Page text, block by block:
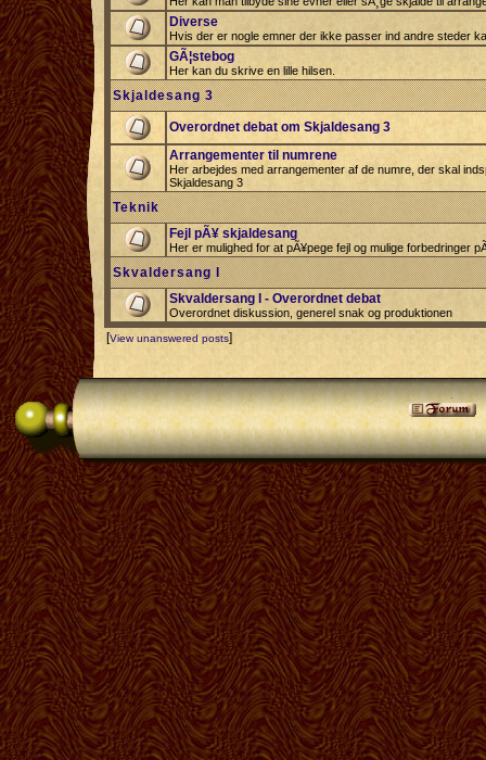
Diverse
Hvis der er nogle emner der ikke passer ind andre steder
GÃ¦stebog
Her kan du skrive en lille hilsen.
Skjaldesang 3
Overordnet debat om Skjaldesang 3
Arrangementer til numrene
Her arbejdes med arrangementer af de numre, der skal
Skjaldesang 3
Teknik
Fejl pÃ¥ skjaldesang
Her er mulighed for at pÃ¥pege fejl og mulige forbedringer
Skvaldersang I
Skvaldersang I - Overordnet debat
Overordnet diskussion, generel snak og produktionen
[View unanswered posts]